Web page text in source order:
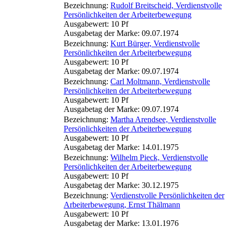
Bezeichnung: Rudolf Breitscheid, Verdienstvolle
Persönlichkeiten der Arbeiterbewegung
Ausgabewert: 10 Pf
Ausgabetag der Marke: 09.07.1974
Bezeichnung: Kurt Bürger, Verdienstvolle
Persönlichkeiten der Arbeiterbewegung
Ausgabewert: 10 Pf
Ausgabetag der Marke: 09.07.1974
Bezeichnung: Carl Moltmann, Verdienstvolle
Persönlichkeiten der Arbeiterbewegung
Ausgabewert: 10 Pf
Ausgabetag der Marke: 09.07.1974
Bezeichnung: Martha Arendsee, Verdienstvolle
Persönlichkeiten der Arbeiterbewegung
Ausgabewert: 10 Pf
Ausgabetag der Marke: 14.01.1975
Bezeichnung: Wilhelm Pieck, Verdienstvolle
Persönlichkeiten der Arbeiterbewegung
Ausgabewert: 10 Pf
Ausgabetag der Marke: 30.12.1975
Bezeichnung: Verdienstvolle Persönlichkeiten der
Arbeiterbewegung, Ernst Thälmann
Ausgabewert: 10 Pf
Ausgabetag der Marke: 13.01.1976